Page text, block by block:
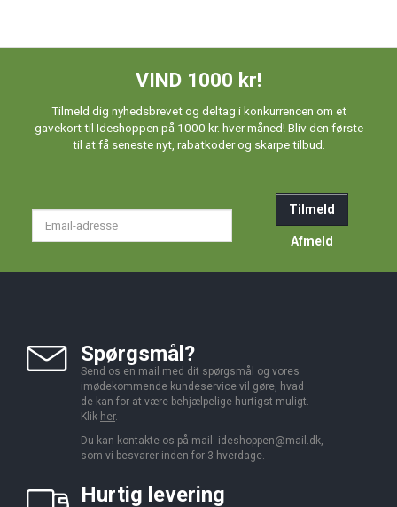
VIND 1000 kr!
Tilmeld dig nyhedsbrevet og deltag i konkurrencen om et
gavekort til Ideshoppen på 1000 kr. hver måned! Bliv den første
til at få seneste nyt, rabatkoder og skarpe tilbud.
Tilmeld
Afmeld
Spørgsmål?
Send os en mail med dit spørgsmål og vores
imødekommende kundeservice vil gøre, hvad
de kan for at være behjælpelige hurtigst muligt.
Klik her.
Du kan kontakte os på mail: ideshoppen@mail.dk,
som vi besvarer inden for 3 hverdage.
Hurtig levering